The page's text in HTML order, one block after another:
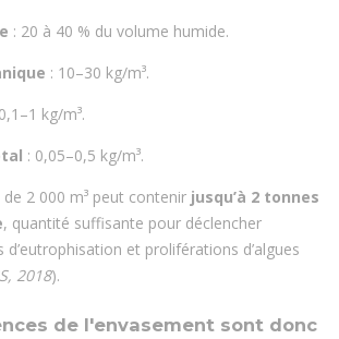
: 20 à 40 % du volume humide.
: 10–30 kg/m³.
kg/m³.
: 0,05–0,5 kg/m³.
2 000 m³ peut contenir jusqu’à 2 tonnes
, quantité suffisante pour déclencher
d’eutrophisation et proliférations d’algues
2018).
de l'envasement sont donc